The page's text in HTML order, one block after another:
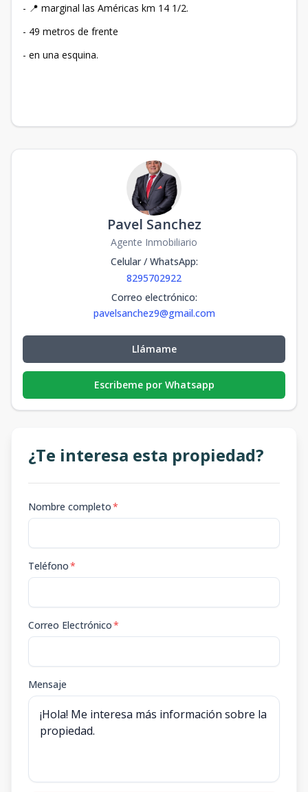
- 📍 marginal las Américas km 14 1/2.
- 49 metros de frente
- ⁠en una esquina.
Pavel Sanchez
Agente Inmobiliario
Celular / WhatsApp:
8295702922
Correo electrónico:
pavelsanchez9@gmail.com
Llámame
Escribeme por Whatsapp
¿Te interesa esta propiedad?
Nombre completo*
Teléfono*
Correo Electrónico*
Mensaje